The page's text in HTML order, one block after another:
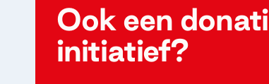
Ook een
initiatief?